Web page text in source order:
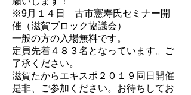
※9月１４日 古市憲寿氏セミナー開
催（滋賀ブロック協議会）
一般の方の入場無料です。
定員先着４８３名となっています。ご
了承ください。
滋賀たからエキスポ２０１９同日開催
是非、ご参加ください。お待ちしてお